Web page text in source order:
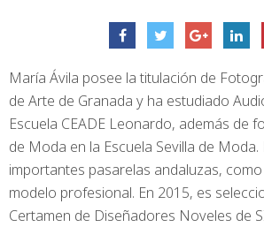
María Ávila posee la titulación de
de Arte de Granada y ha estudiado
Escuela CEADE Leonardo, además de
de Moda en la Escuela Sevilla de
importantes pasarelas andaluzas,
modelo profesional. En 2015, es
Certamen de Diseñadores Noveles de